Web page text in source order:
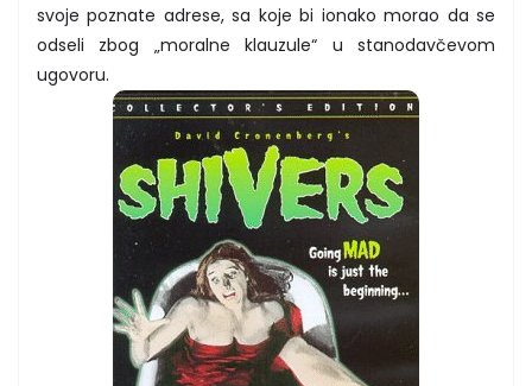
svoje poznate adrese, sa koje bi ionako morao da se
odseli zbog „moralne klauzule“ u stanodavčevom
ugovoru.